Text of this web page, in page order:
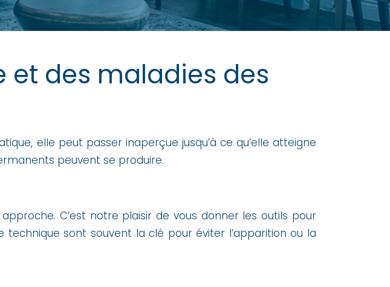
des maladies des
elle peut passer inaperçue jusqu’à ce qu’elle atteigne
peuvent se produire.
C’est notre plaisir de vous donner les outils pour
sont souvent la clé pour éviter l’apparition ou la